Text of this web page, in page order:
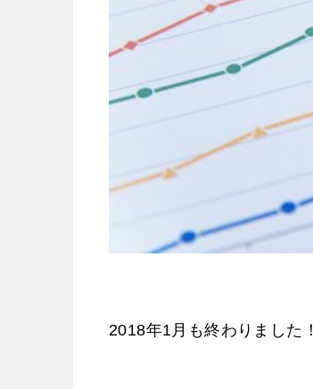
2018年1月も終わりました！